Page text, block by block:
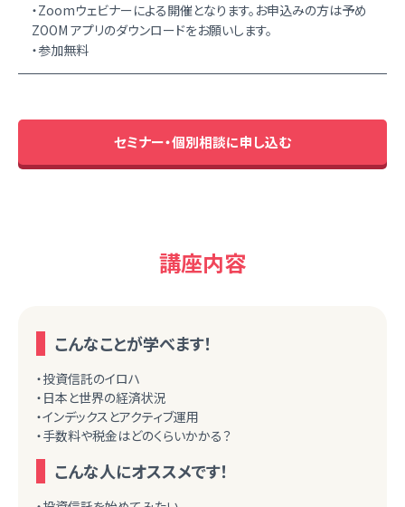
・Zoomウェビナーによる開催となります。お申込みの方は予め
ZOOM アプリのダウンロードをお願いします。
・参加無料
セミナー・個別相談に申し込む
講座内容
こんなことが学べます！
・投資信託のイロハ
・日本と世界の経済状況
・インデックスとアクティブ運用
・手数料や税金はどのくらいかかる？
こんな人にオススメです！